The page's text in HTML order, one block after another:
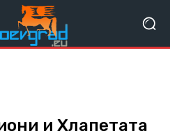
и Хлапетата